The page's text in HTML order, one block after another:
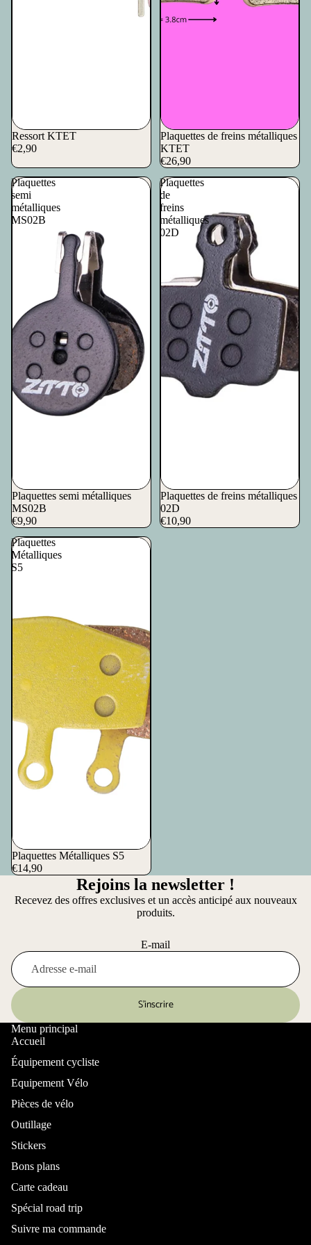
Ressort KTET
€2,90
Plaquettes de freins métalliques
KTET
€26,90
Plaquettes
semi
métalliques
MS02B
Plaquettes semi métalliques
MS02B
€9,90
Plaquettes
de
freins
métalliques
02D
Plaquettes de freins métalliques
02D
€10,90
Plaquettes
Métalliques
S5
Plaquettes Métalliques S5
€14,90
Rejoins la newsletter !
Recevez des offres exclusives et un accès anticipé aux nouveaux
produits.
E-mail
S’inscrire
Menu principal
Accueil
Équipement cycliste
Equipement Vélo
Pièces de vélo
Outillage
Stickers
Bons plans
Carte cadeau
Spécial road trip
Suivre ma commande